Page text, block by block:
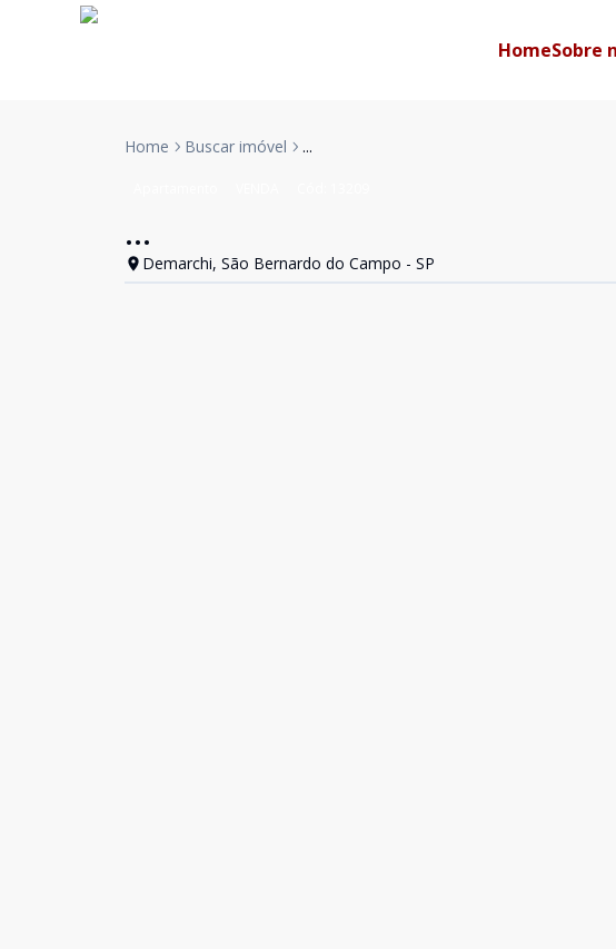
HomeSobre
Home Buscar imóvel ...
...
Demarchi, São Bernardo do Campo - SP